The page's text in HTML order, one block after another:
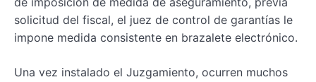
solicitud del fiscal, el juez de control de garantías le
impone medida consistente en brazalete electrónico.
Una vez instalado el Juzgamiento, ocurren muchos